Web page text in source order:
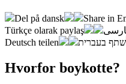
Del på dansk Share in
Türkçe olarak paylaş
Deutsch teilen
שתף בעברית
Hvorfor boykotte?